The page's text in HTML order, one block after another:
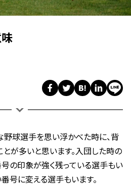
味
野球選手を思い浮かべた時に、背
が多いと思います。入団した時の
の印象が強く残っている選手もい
号に変える選手もいます。